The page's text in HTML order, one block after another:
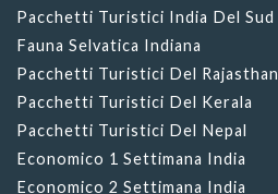
Pacchetti Turistici India Del Sud
Fauna Selvatica Indiana
Pacchetti Turistici Del Rajasthan
Pacchetti Turistici Del Kerala
Pacchetti Turistici Del Nepal
Economico 1 Settimana India
Economico 2 Settimana India